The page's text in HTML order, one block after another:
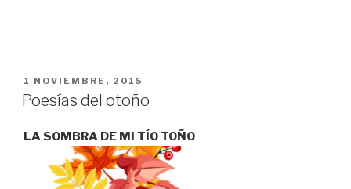
PUBLICADO
EN
1 NOVIEMBRE, 2015
Poesías del otoño
LA SOMBRA DE MI TÍO TOÑO